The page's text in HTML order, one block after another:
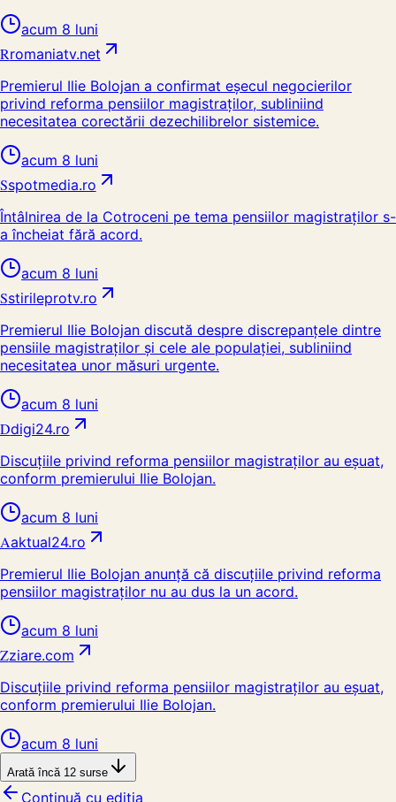
acum 8 luni
Rromaniatv.net
Premierul Ilie Bolojan a confirmat eșecul negocierilor
privind reforma pensiilor magistraților, subliniind
necesitatea corectării dezechilibrelor sistemice.
acum 8 luni
Sspotmedia.ro
Întâlnirea de la Cotroceni pe tema pensiilor magistraților s-
a încheiat fără acord.
acum 8 luni
Sstirileprotv.ro
Premierul Ilie Bolojan discută despre discrepanțele dintre
pensiile magistraților și cele ale populației, subliniind
necesitatea unor măsuri urgente.
acum 8 luni
Ddigi24.ro
Discuțiile privind reforma pensiilor magistraților au eșuat,
conform premierului Ilie Bolojan.
acum 8 luni
Aaktual24.ro
Premierul Ilie Bolojan anunță că discuțiile privind reforma
pensiilor magistraților nu au dus la un acord.
acum 8 luni
Zziare.com
Discuțiile privind reforma pensiilor magistraților au eșuat,
conform premierului Ilie Bolojan.
acum 8 luni
Arată încă 12 surse
Continuă cu ediția